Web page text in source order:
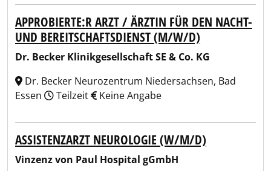
APPROBIERTE:R ARZT / ÄRZTIN FÜR DEN NACHT-
UND BEREITSCHAFTSDIENST (M/W/D)
Dr. Becker Klinikgesellschaft SE & Co. KG
Dr. Becker Neurozentrum Niedersachsen, Bad
Essen
Teilzeit Keine Angabe
ASSISTENZARZT NEUROLOGIE (W/M/D)
Vinzenz von Paul Hospital gGmbH